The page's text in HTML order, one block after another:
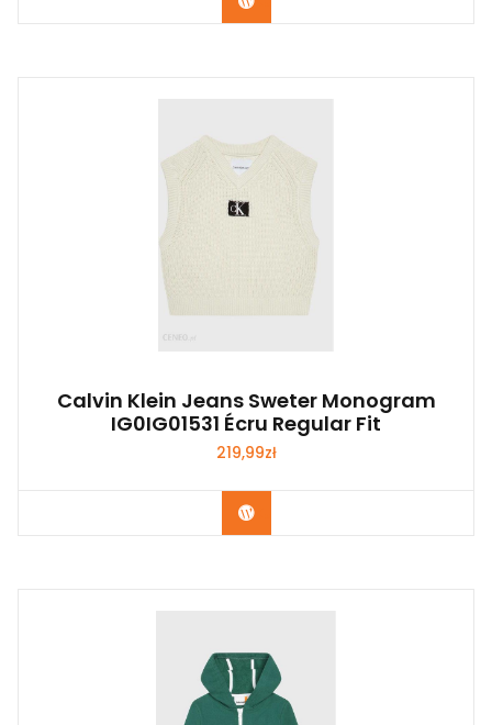
Calvin Klein Jeans Sweter Monogram
IG0IG01531 Écru Regular Fit
219,99zł
Kup Teraz